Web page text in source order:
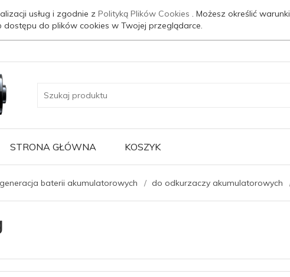
usług i zgodnie zPolityką Plików Cookies. Możesz określić warunki
dostępu do plików cookies w Twojej przeglądarce.
STRONA GŁÓWNA KOSZYK
baterii akumulatorowych do odkurzaczy akumulatorowych